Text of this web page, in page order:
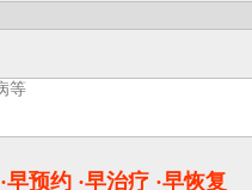
·早预约 ·早治疗 ·早恢复